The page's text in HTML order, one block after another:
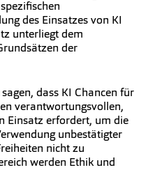
des Einsatzes von KI
unterliegt dem
der
dass KI Chancen für
verantwortungsvollen,
Einsatz erfordert, um die
unbestätigter
nicht zu
werden Ethik und